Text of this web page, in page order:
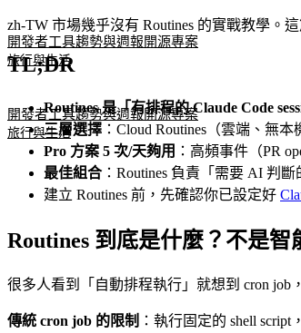
開發者工具趨勢與週報開源專案
旅行與生活
開發者工具趨勢與週報開源專案
旅行與生活
zh-TW 市場幾乎沒有 Routines 的實戰教學。
TL;DR
Routines 是「有排程的 Claude Code
三層選擇 ：Cloud Routines（雲端、無
Pro 方案 5 次/天夠用 ：高頻事件（PR
最佳組合 ：Routines 負責「需要 AI 判
建立 Routines 前，先確認你已設定好
Routines 到底是什麼？不是
很多人看到「自動排程執行」就想到 cron job
傳統 cron job 的限制 ：執行固定的 shell